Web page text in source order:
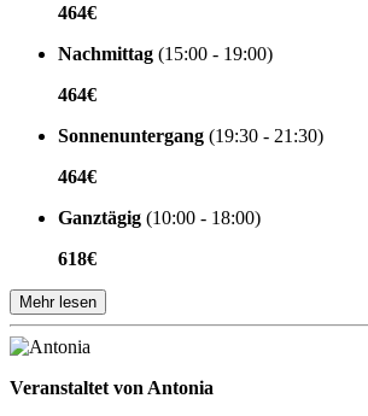
464€
Nachmittag (15:00 - 19:00)
464€
Sonnenuntergang (19:30 - 21:30)
464€
Ganztägig (10:00 - 18:00)
618€
Mehr lesen
Veranstaltet von
Veranstaltet von Antonia